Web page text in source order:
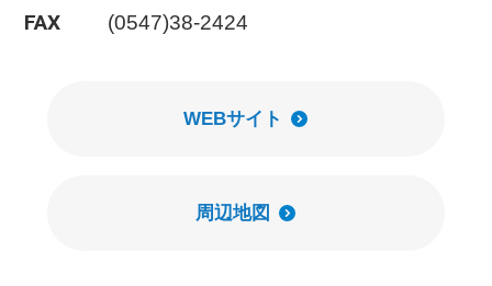
FAX (0547)38-2424
WEBサイト
周辺地図